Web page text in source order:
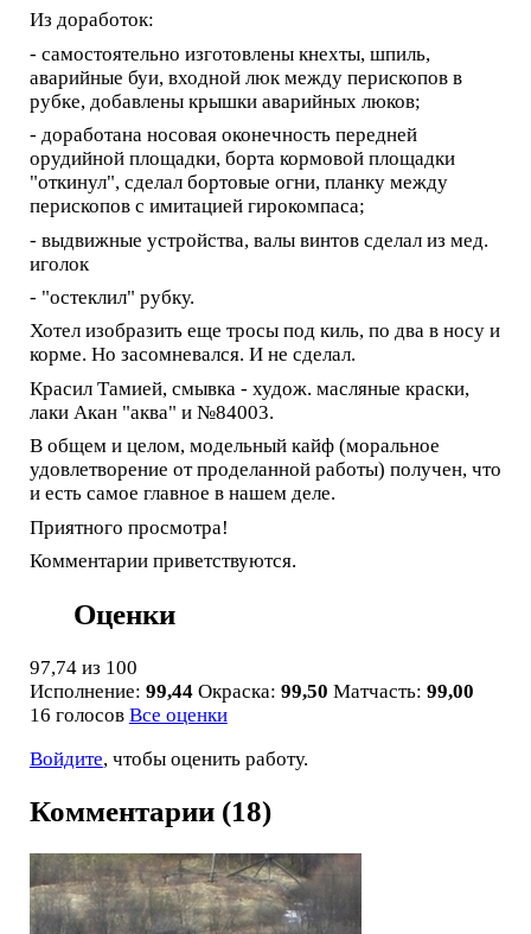
Из доработок:
- самостоятельно изготовлены кнехты, шпиль,
аварийные буи, входной люк между перископов в
рубке, добавлены крышки аварийных люков;
- доработана носовая оконечность передней
орудийной площадки, борта кормовой площадки
"откинул", сделал бортовые огни, планку между
перископов с имитацией гирокомпаса;
- выдвижные устройства, валы винтов сделал из мед.
иголок
- "остеклил" рубку.
Хотел изобразить еще тросы под киль, по два в носу и
корме. Но засомневался. И не сделал.
Красил Тамией, смывка - худож. масляные краски,
лаки Акан "аква" и №84003.
В общем и целом, модельный кайф (моральное
удовлетворение от проделанной работы) получен, что
и есть самое главное в нашем деле.
Приятного просмотра!
Комментарии приветствуются.
Оценки
97,74 из 100
Исполнение: 99,44 Окраска: 99,50 Матчасть: 99,00
16 голосов Все оценки
Войдите, чтобы оценить работу.
Комментарии (18)